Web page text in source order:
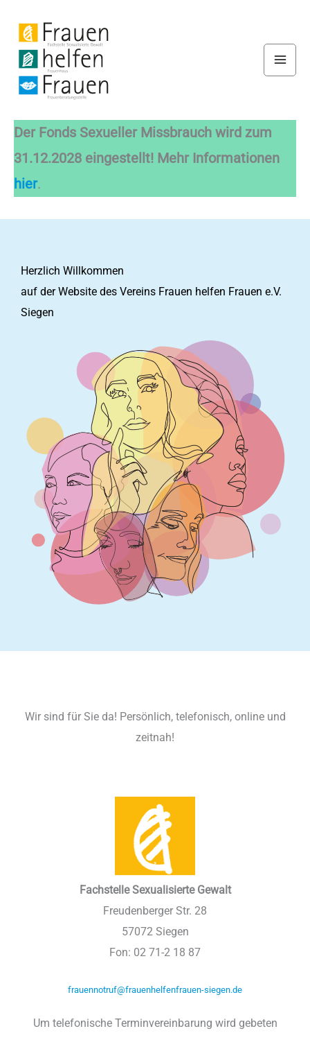
Inhalt
springen
Der Fonds Sexueller Missbrauch wird zum
31.12.2028 eingestellt! Mehr Informationen
hier.
Herzlich Willkommen
auf der Website des Vereins Frauen helfen Frauen e.V.
Siegen
Wir sind für Sie da! Persönlich, telefonisch, online und
zeitnah!
Fachstelle Sexualisierte Gewalt
Freudenberger Str. 28
57072 Siegen
Fon: 02 71-2 18 87
frauennotruf@frauenhelfenfrauen-siegen.de
Um telefonische Terminvereinbarung wird gebeten